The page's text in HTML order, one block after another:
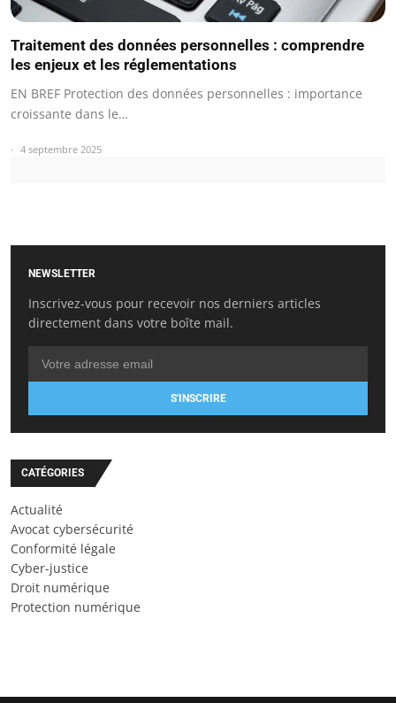
Traitement des données personnelles : comprendre
les enjeux et les réglementations
EN BREF Protection des données personnelles : importance
croissante dans le…
4 septembre 2025
NEWSLETTER
Inscrivez-vous pour recevoir nos derniers articles
directement dans votre boîte mail.
S'INSCRIRE
CATÉGORIES
Actualité
Avocat cybersécurité
Conformité légale
Cyber-justice
Droit numérique
Protection numérique